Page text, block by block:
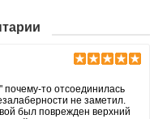
почему-то отсоединилась
не заметил.
был поврежден верхний